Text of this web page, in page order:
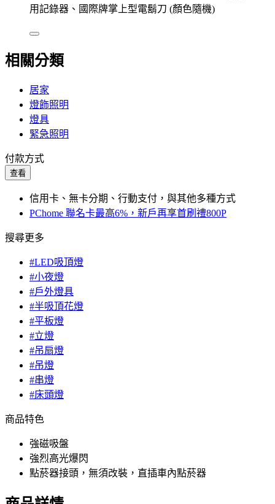
用記錄器、國際牌掌上型電鬍刀 (顏色隨機)
相關分類
居家
燈飾照明
燈具
緊急照明
付款方式
查看
信用卡、無卡分期、行動支付，與其他多種方式
PChome 聯名卡最高6%，新戶再享首刷禮800P
搜尋更多
#LED吸頂燈
#小夜燈
#戶外燈具
#半吸頂花燈
#平板燈
#立燈
#吊扇燈
#吊燈
#串燈
#床頭燈
商品特色
強磁吸盤
強烈高光爆閃
點菸器接頭，無須改裝，直插車內點菸器